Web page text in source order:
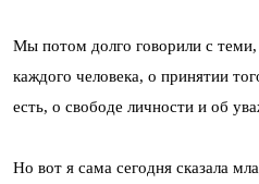
Мы потом долго говорили с
каждого человека, о принятии
есть, о свободе личности и об
Но вот я сама сегодня сказала